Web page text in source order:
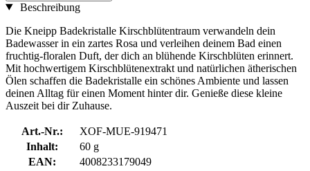
Beschreibung
Die Kneipp Badekristalle Kirschblütentraum verwandeln dein
Badewasser in ein zartes Rosa und verleihen deinem Bad einen
fruchtig-floralen Duft, der dich an blühende Kirschblüten erinnert.
Mit hochwertigem Kirschblütenextrakt und natürlichen ätherischen
Ölen schaffen die Badekristalle ein schönes Ambiente und lassen
deinen Alltag für einen Moment hinter dir. Genieße diese kleine
Auszeit bei dir Zuhause.
Art.-Nr.:
XOF-MUE-919471
Inhalt:
60 g
EAN:
4008233179049